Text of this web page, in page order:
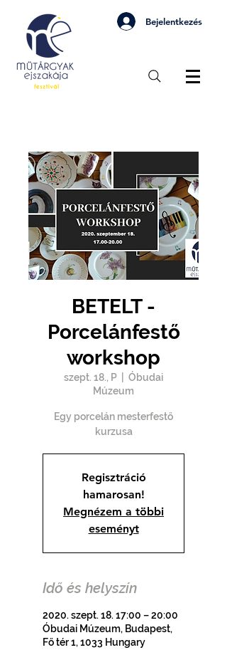
Bejelentkezés
BETELT -
Porcelánfestő
workshop
szept. 18., P
Óbudai
Múzeum
Egy porcelán mesterfestő
kurzusa
Regisztráció
hamarosan!
Megnézem a többi
eseményt
Idő és helyszín
2020. szept. 18. 17:00 – 20:00
Óbudai Múzeum, Budapest,
Fő tér 1, 1033 Hungary